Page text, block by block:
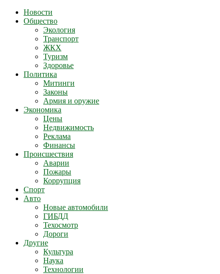
Новости
Общество
Экология
Транспорт
ЖКХ
Туризм
Здоровье
Политика
Митинги
Законы
Армия и оружие
Экономика
Цены
Недвижимость
Реклама
Финансы
Происшествия
Аварии
Пожары
Коррупция
Спорт
Авто
Новые автомобили
ГИБДД
Техосмотр
Дороги
Другие
Культура
Наука
Технологии